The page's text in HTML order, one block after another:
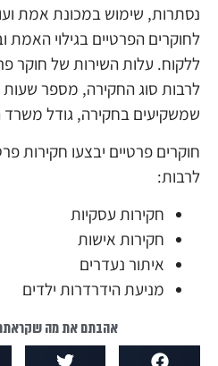
נסתרות, שימוש במכונת אמת
לחוקרים הפרטיים בגילוי האמת
ללקוח. עלות השירות של חוקר
לרבות סוג החקירה, מספר
שמשקיעים בחקירה, גודל משרד
חוקרים פרטיים יבצעו חקירות
לרבות:
חקירות עסקיות
חקירות אישות
איתור נעדרים
מניעת הידרדרות ילדים
אהבתם את מה